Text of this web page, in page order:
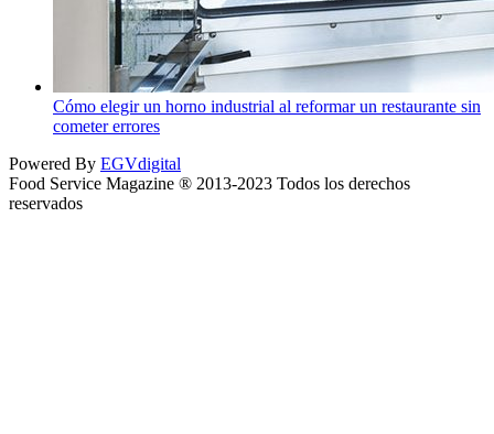
Cómo elegir un horno industrial al reformar un restaurante sin
cometer errores
Powered By EGVdigital
Food Service Magazine ® 2013-2023 Todos los derechos
reservados